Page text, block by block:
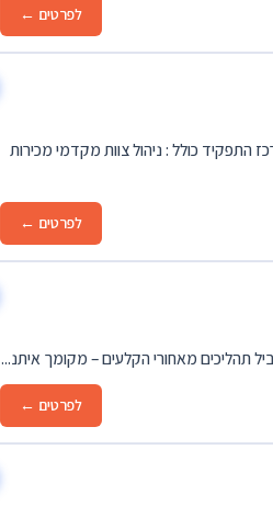
לפרטים ←
אזור שפלה והמרכז התפקיד כולל : ניהול צוות מקדמי מכירות
לפרטים ←
תהליכים מאחורי הקלעים – מקומך איתנ...
לפרטים ←